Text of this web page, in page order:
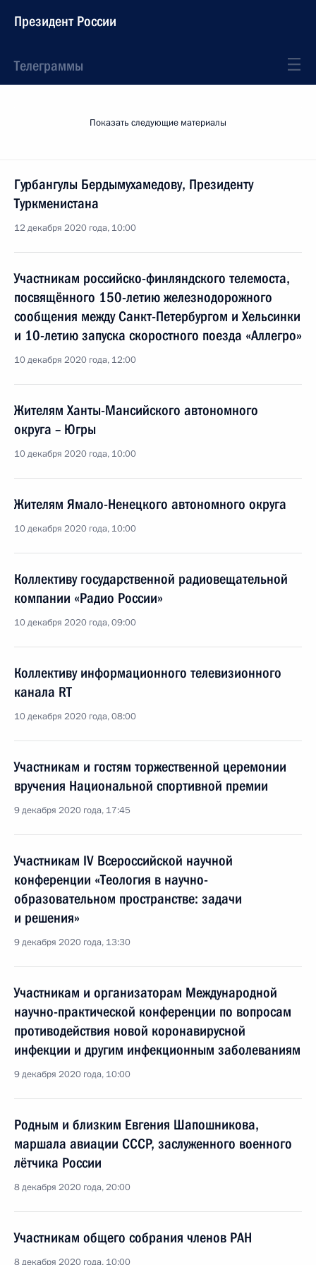
Президент России
Телеграммы
Показать следующие материалы
Гурбангулы Бердымухамедову, Президенту
Туркменистана
12 декабря 2020 года, 10:00
Участникам российско-финляндского телемоста,
посвящённого 150-летию железнодорожного
сообщения между Санкт-Петербургом и Хельсинки
и 10-летию запуска скоростного поезда «Аллегро»
10 декабря 2020 года, 12:00
Жителям Ханты-Мансийского автономного
округа – Югры
10 декабря 2020 года, 10:00
Жителям Ямало-Ненецкого автономного округа
10 декабря 2020 года, 10:00
Коллективу государственной радиовещательной
компании «Радио России»
10 декабря 2020 года, 09:00
Коллективу информационного телевизионного
канала RT
10 декабря 2020 года, 08:00
Участникам и гостям торжественной церемонии
вручения Национальной спортивной премии
9 декабря 2020 года, 17:45
Участникам IV Всероссийской научной
конференции «Теология в научно-
образовательном пространстве: задачи
и решения»
9 декабря 2020 года, 13:30
Участникам и организаторам Международной
научно-практической конференции по вопросам
противодействия новой коронавирусной
инфекции и другим инфекционным заболеваниям
9 декабря 2020 года, 10:00
Родным и близким Евгения Шапошникова,
маршала авиации СССР, заслуженного военного
лётчика России
8 декабря 2020 года, 20:00
Участникам общего собрания членов РАН
8 декабря 2020 года, 10:00